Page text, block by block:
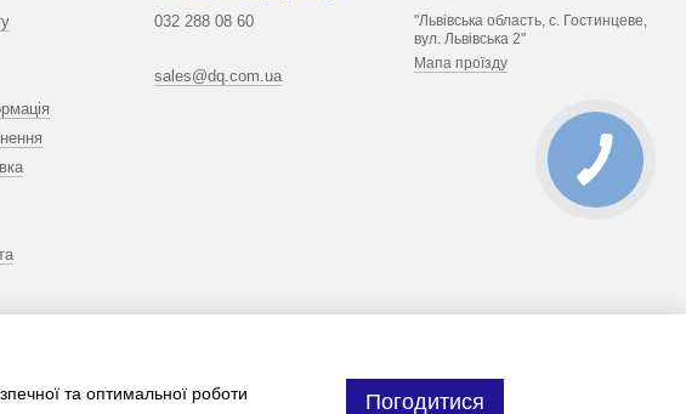
032 288 08 60
sales@dq.com.ua
"Львівська область, с. Гостинцеве,
вул. Львівська 2"
Мапа проїзду
та оптимальної роботи
Погодитися